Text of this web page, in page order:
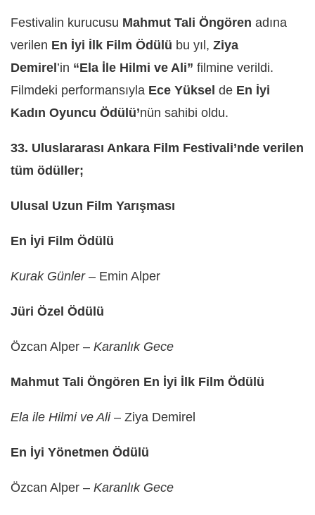
Festivalin kurucusu Mahmut Tali Öngören adına
verilen En İyi İlk Film Ödülü bu yıl, Ziya
Demirel ’in “Ela İle Hilmi ve Ali” filmine verildi.
Filmdeki performansıyla Ece Yüksel de En İyi
Kadın Oyuncu Ödülü’nün sahibi oldu.
33. Uluslararası Ankara Film Festivali’nde verilen
tüm ödüller;
Ulusal Uzun Film Yarışması
En İyi Film Ödülü
Kurak Günler– Emin Alper
Jüri Özel Ödülü
Özcan Alper – Karanlık Gece
Mahmut Tali Öngören En İyi İlk Film Ödülü
Ela ile Hilmi ve Ali– Ziya Demirel
En İyi Yönetmen Ödülü
Özcan Alper – Karanlık Gece